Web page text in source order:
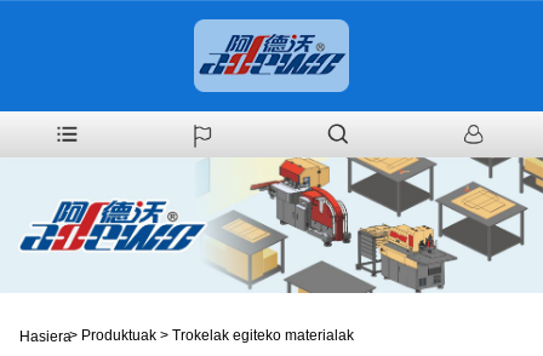
Hasiera> Produktuak > Trokelak egiteko materialak